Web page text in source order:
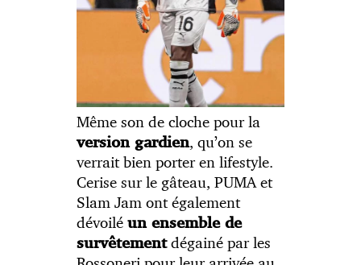
Même son de cloche pour la
version gardien, qu’on se
verrait bien porter en lifestyle.
Cerise sur le gâteau, PUMA et
Slam Jam ont également
dévoilé un ensemble de
survêtementdégainé par les